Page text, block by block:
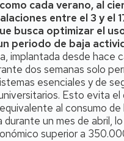
cada verano, al
entre el 3 y el
busca optimizar el
periodo de baja
implantada desde hace
dos semanas solo
esenciales y de
Esto evita el
al consumo de
durante un mes de abril,
superior a